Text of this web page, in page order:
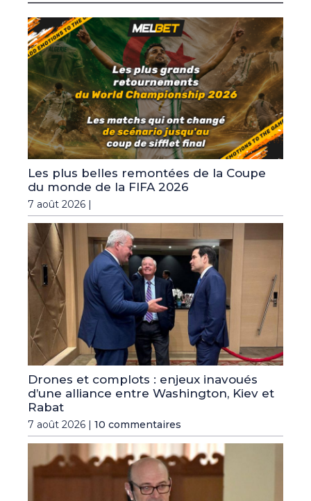
Les plus belles remontées de la Coupe
du monde de la FIFA 2026
7 août 2026 |
Drones et complots : enjeux inavoués
d’une alliance entre Washington, Kiev et
Rabat
7 août 2026 | 10 commentaires